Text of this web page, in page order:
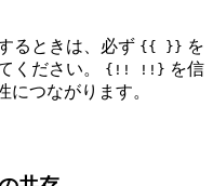
るときは、必ず {{ }} を
ください。
{!! !!} を信
につながります。